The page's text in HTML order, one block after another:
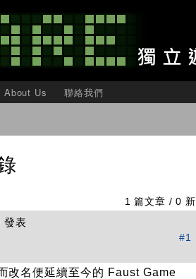
About Us 聯絡我們
1 篇文章 / 0 新
發表
#1
改名便延續至今的 Faust Game